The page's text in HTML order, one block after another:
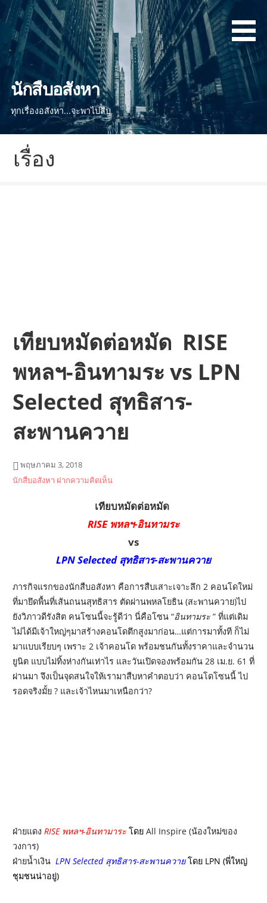
ข้าม
ไป
เนื้อหา
นักสืบอสังหา
ทุกเรื่องอสังหา...จะพาไปสืบ
เรื่อง
เทียบหมัดต่อหมัด RISE
พหลฯ-อินทามระ vs LPN
Selected สุทธิสาร-
สะพานควาย
พฤษภาคม 3, 2018
นักสืบอสังหา ฝากความคิดเห็น
เทียบหมัดต่อหมัด
RISE พหลฯ-อินทามระ
vs
LPN Selected สุทธิสาร-สะพานควาย
ภารกิจแรกของนักสืบอสังหา คือการสืบเสาะเจาะลึก 2 คอนโดใหม่
ที่มายึดพื้นที่เส้นถนนสุทธิสาร ตัดผ่านพหลโยธิน (สะพานควาย)ไป
ยังวิภาวดีรังสิต คนโซนนี้จะรู้ดีว่า นี่คือโซน “อินทามระ” ที่แต่เดิม
ไม่ได้มีเจ้าใหญ่ๆมาสร้างคอนโดตึกสูงมาก่อน…แต่การมาทั้งที ก็ไม่
มาแบบเรียบๆ เพราะ 2 เจ้าคอนโด พร้อมชนกันทั้งราคาและจำนวน
ยูนิต แบบไม่ทิ้งห่างกันเท่าไร และวันเปิดจองพร้อมกัน 28 เม.ย. 61 ที่
ผ่านมา จึงเป็นจุดสนใจให้เรามาสืบหาคำตอบว่า คอนโดโซนนี้ ไป
รอดจริงมั้ย ? และเจ้าไหนมาเหนือกว่า?
ฝ่ายแดง RISE พหลฯ-อินทามาระ โดย All Inspire (น้องใหม่ของ
วงการ)
ฝ่ายน้ำเงิน LPN Selected สุทธิสาร-สะพานควาย โดย LPN (พี่ใหญ่
ชุมชนน่าอยู่)